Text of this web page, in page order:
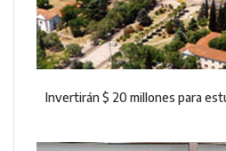
Invertirán $ 20 millones para